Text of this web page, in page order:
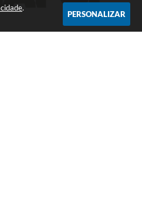
.
PERSONALIZAR